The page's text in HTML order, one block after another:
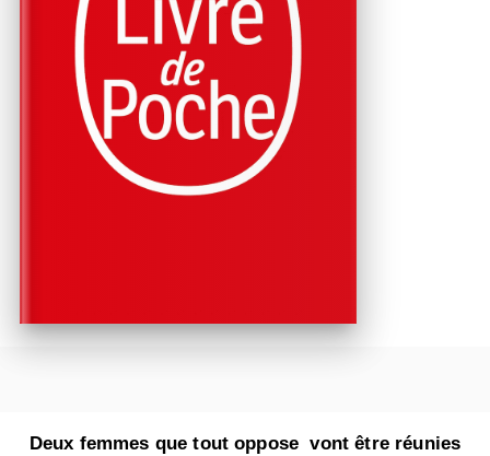
Deux femmes que tout oppose vont être réunies